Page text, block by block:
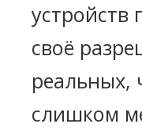
устройств
своё
реальных,
слишком